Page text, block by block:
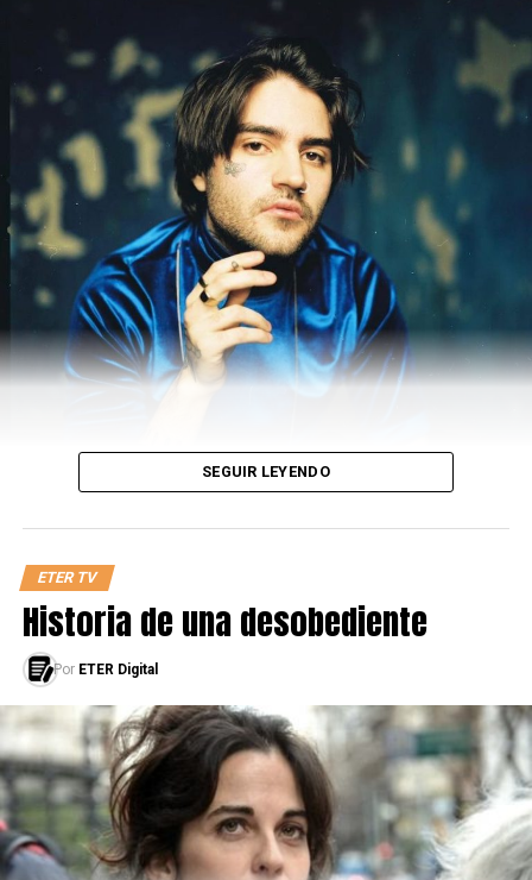
SEGUIR LEYENDO
ETER TV
Historia de una desobediente
Por ETER Digital